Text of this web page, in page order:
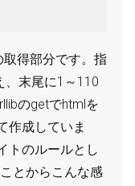
取得部分です。指
、末尾に1～110
のgetでhtmlを
作成していま
トのルールとし
とからこんな感